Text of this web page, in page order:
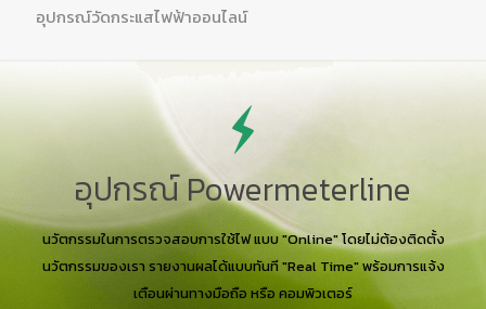
อุปกรณ์วัดกระแสไฟฟ้าออนไลน์
อุปกรณ์ Powermeterline
นวัตกรรมในการตรวจสอบการใช้ไฟ แบบ "Online" โดยไม่ต้องติดตั้ง
นวัตกรรมของเรา รายงานผลได้แบบทันที "Real Time" พร้อมการแจ้ง
เตือนผ่านทางมือถือ หรือ คอมพิวเตอร์